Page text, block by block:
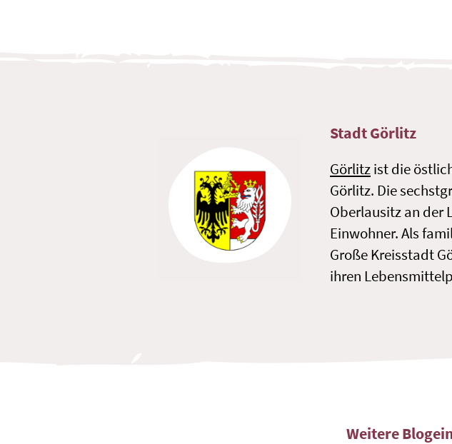
Stadt Görlitz
Görlitzist die
Görlitz. Die
Oberlausitz an der
Einwohner. Als
Große Kreisstadt
ihren
Weitere